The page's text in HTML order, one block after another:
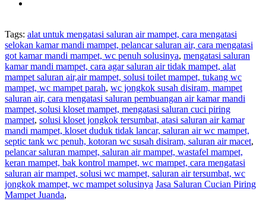
Tags: alat untuk mengatasi saluran air mampet, cara mengatasi
selokan kamar mandi mampet, pelancar saluran air, cara mengatasi
got kamar mandi mampet, wc penuh solusinya, mengatasi saluran
kamar mandi mampet, cara agar saluran air tidak mampet, alat
mampet saluran air,air mampet, solusi toilet mampet, tukang wc
mampet, wc mampet parah, wc jongkok susah disiram, mampet
saluran air, cara mengatasi saluran pembuangan air kamar mandi
mampet, solusi kloset mampet, mengatasi saluran cuci piring
mampet, solusi kloset jongkok tersumbat, atasi saluran air kamar
mandi mampet, kloset duduk tidak lancar, saluran air wc mampet,
septic tank wc penuh, kotoran wc susah disiram, saluran air macet,
pelancar saluran mampet, saluran air mampet, wastafel mampet,
keran mampet, bak kontrol mampet, wc mampet, cara mengatasi
saluran air mampet, solusi wc mampet, saluran air tersumbat, wc
jongkok mampet, wc mampet solusinya Jasa Saluran Cucian Piring
Mampet Juanda,